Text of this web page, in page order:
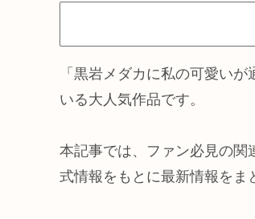
「黒岩メダカに私の可愛い
いる大人気作品です。
本記事では、ファン必見の関
式情報をもとに最新情報をま